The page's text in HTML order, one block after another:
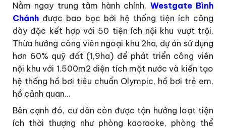
Nằm ngay trung tâm hành chính, Westgate Bình
Chánh được bao bọc bởi hệ thống tiện ích công
dày đặc kết hợp với 50 tiện ích nội khu vượt trội.
Thừa hưởng công viên ngoại khu 2ha, dự án sử dụng
hơn 60% quỹ đất (1,9ha) để phát triển công viên
nội khu với 1.500m2 diện tích mặt nước và kiến tạo
hệ thống hồ bơi tiêu chuẩn Olympic, hồ bơi trẻ em,
hồ cảnh quan…
Bên cạnh đó, cư dân còn được tận hưởng loạt tiện
ích thời thượng như phòng kaoraoke, phòng thể